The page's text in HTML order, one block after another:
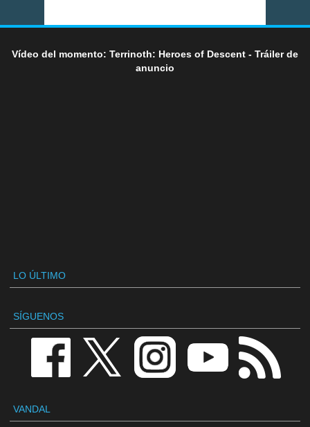
Vídeo del momento: Terrinoth: Heroes of Descent - Tráiler de
anuncio
LO ÚLTIMO
SÍGUENOS
VANDAL